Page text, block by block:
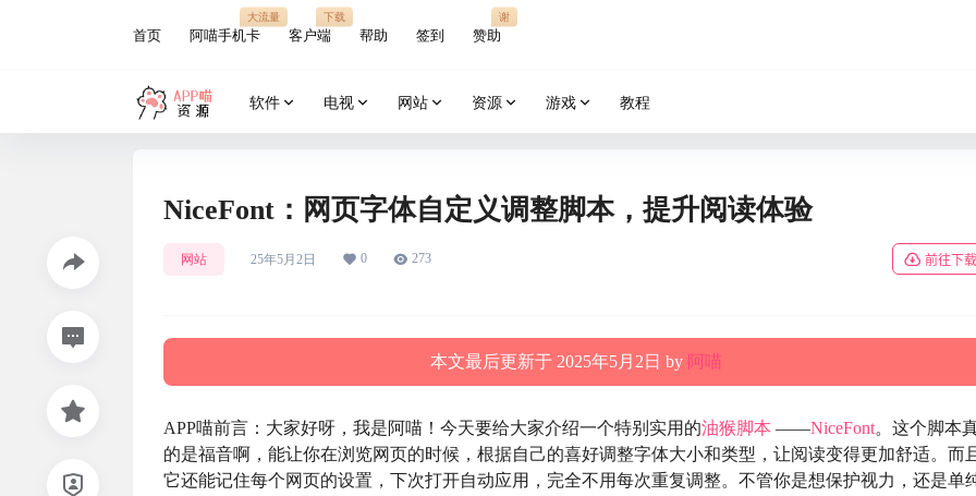
首页 阿喵手机卡
大流量
客户端
下载
帮助 签到 赞助
谢
软件 电视 网站 资源 游戏 教程
NiceFont：网页字体自定义调整脚本，提升阅读体验
网站 25年5月2日 0 273 前往下载
本文最后更新于 2025年5月2日 by 阿喵
APP喵前言：大家好呀，我是阿喵！今天要给大家介绍一个特别实用的油猴脚本 ——NiceFont。这个脚本
的是福音啊，能让你在浏览网页的时候，根据自己的喜好调整字体大小和类型，让阅读变得更加舒适。而且
它还能记住每个网页的设置，下次打开自动应用，完全不用每次重复调整。不管你是想保护视力，还是单